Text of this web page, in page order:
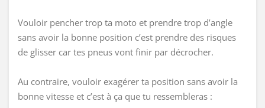
Vouloir pencher trop ta moto et prendre trop d’angle
sans avoir la bonne position c’est prendre des risques
de glisser car tes pneus vont finir par décrocher.
Au contraire, vouloir exagérer ta position sans avoir la
bonne vitesse et c’est à ça que tu ressembleras :